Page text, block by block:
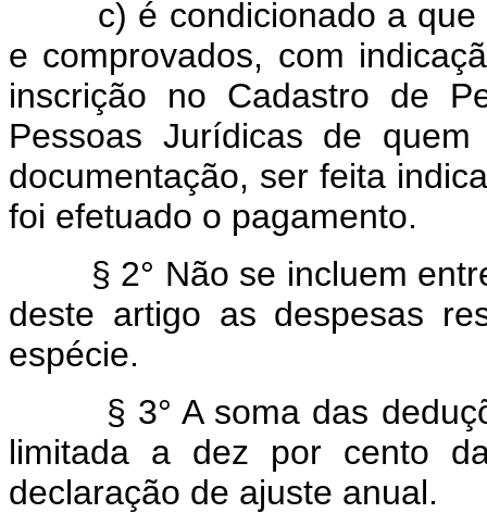
c) é condicionado a que
e comprovados, com
inscrição no Cadastro de
Pessoas Jurídicas de
documentação, ser feita
foi efetuado o pagamento.
§ 2° Não se incluem entre
deste artigo as despesas
espécie.
§ 3° A soma das
limitada a dez por cento
declaração de ajuste anual.